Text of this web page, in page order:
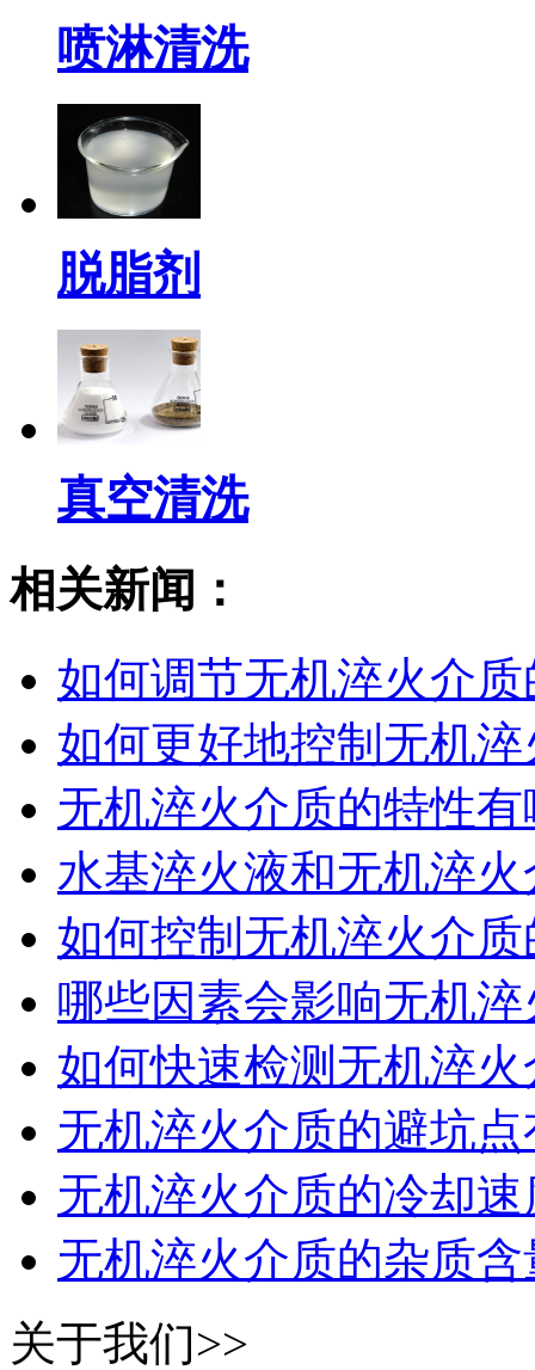
喷淋清洗
脱脂剂
真空清洗
相关新闻：
如何调节无机淬火介
如何更好地控制无机
无机淬火介质的特性
水基淬火液和无机淬
如何控制无机淬火介
哪些因素会影响无机
如何快速检测无机淬
无机淬火介质的避坑
无机淬火介质的冷却
无机淬火介质的杂质
关于我们>>